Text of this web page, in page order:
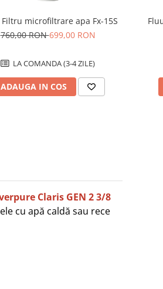
Filtru microfiltrare apa Fx-15S
760,00 RON699,00 RON
LA COMANDA (3-4 ZILE)
ADAUGA IN COS
Claris GEN 2 3/8
cu apă caldă sau rece